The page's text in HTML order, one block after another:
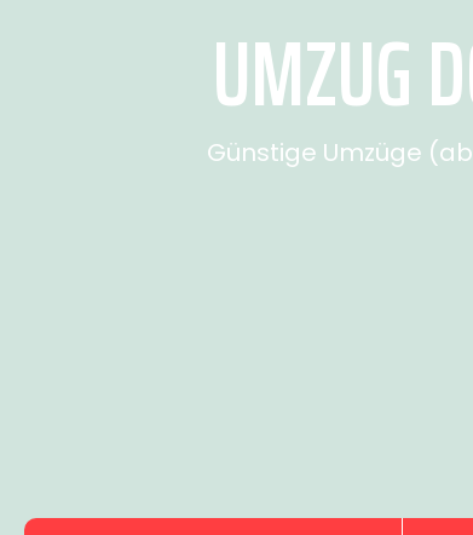
UMZUG
Günstige Umzüge